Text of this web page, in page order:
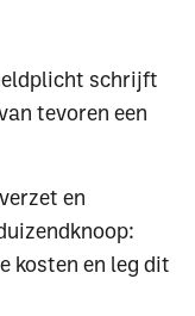
schrijft
tevoren een
en
kosten en leg dit